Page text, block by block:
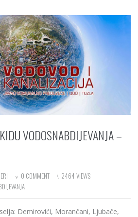
VODOSNABDIJEVANJA –
0 COMMENT
2464 VIEWS
Demirovići, Morančani, Ljubače,